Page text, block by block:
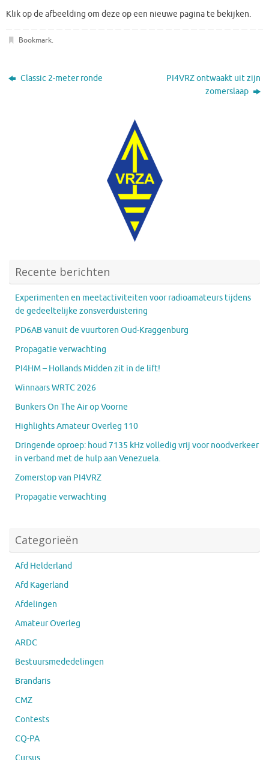
Klik op de afbeelding om deze op een nieuwe pagina te bekijken.
Bookmark.
Classic 2-meter ronde
PI4VRZ ontwaakt uit zijn
zomerslaap
Recente berichten
Experimenten en meetactiviteiten voor radioamateurs tijdens
de gedeeltelijke zonsverduistering
PD6AB vanuit de vuurtoren Oud-Kraggenburg
Propagatie verwachting
PI4HM – Hollands Midden zit in de lift!
Winnaars WRTC 2026
Bunkers On The Air op Voorne
Highlights Amateur Overleg 110
Dringende oproep: houd 7135 kHz volledig vrij voor noodverkeer
in verband met de hulp aan Venezuela.
Zomerstop van PI4VRZ
Propagatie verwachting
Categorieën
Afd Helderland
Afd Kagerland
Afdelingen
Amateur Overleg
ARDC
Bestuursmededelingen
Brandaris
CMZ
Contests
CQ-PA